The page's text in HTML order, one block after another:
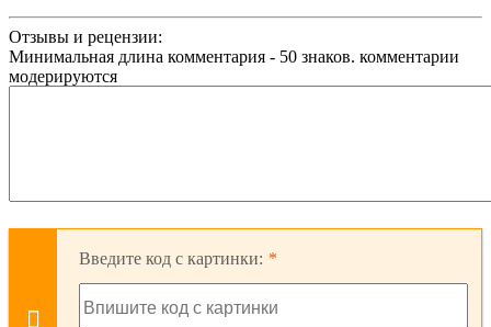
Отзывы и рецензии:
Минимальная длина комментария - 50 знаков. комментарии
модерируются
Введите код с картинки: